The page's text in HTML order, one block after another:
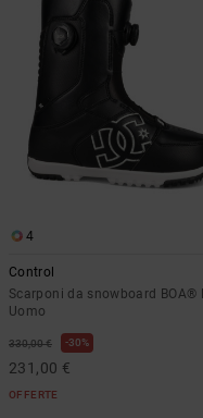
4
Control
Scarponi da snowboard BOA®
Uomo
330,00 € 30%
231,00 €
OFFERTE